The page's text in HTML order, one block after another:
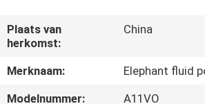
FABRIEKSREIS
KWALITEITSCONTROLE
Plaats van
herkomst:
China
Merknaam:
Elephant fluid
Modelnummer:
A11VO